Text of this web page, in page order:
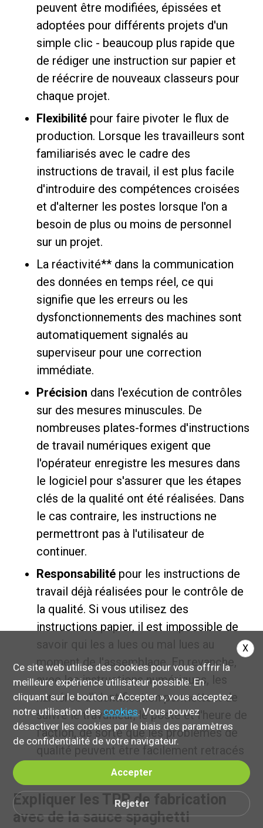
peuvent être modifiées, épissées et
adoptées pour différents projets d'un
simple clic - beaucoup plus rapide que
de rédiger une instruction sur papier et
de réécrire de nouveaux classeurs pour
chaque projet.
Flexibilité pour faire pivoter le flux de
production. Lorsque les travailleurs sont
familiarisés avec le cadre des
instructions de travail, il est plus facile
d'introduire des compétences croisées
et d'alterner les postes lorsque l'on a
besoin de plus ou moins de personnel
sur un projet.
La réactivité** dans la communication
des données en temps réel, ce qui
signifie que les erreurs ou les
dysfonctionnements des machines sont
automatiquement signalés au
superviseur pour une correction
immédiate.
Précision dans l'exécution de contrôles
sur des mesures minuscules. De
nombreuses plates-formes d'instructions
de travail numériques exigent que
l'opérateur enregistre les mesures dans
le logiciel pour s'assurer que les étapes
clés de la qualité ont été réalisées. Dans
le cas contraire, les instructions ne
permettront pas à l'utilisateur de
continuer.
Responsabilité pour les instructions de
travail déjà réalisées pour le contrôle de
la qualité. Si vous utilisez des
instructions papier, il est impossible de
savoir qui les a lues ou mal lues au
moment de l'assemblage. En revanche,
avec les instructions numériques, les
numéros d'identification permettent de
suivre le travailleur, le poste et l'heure de
l'action, de sorte que les problèmes de
qualité peuvent être facilement retracés
jusqu'à l'atelier.
Expliquer les TPP de fabrication
avec de la sauce spaghetti
Ce site web utilise des cookies pour vous offrir la
meilleure expérience utilisateur possible. En
cliquant sur le bouton « Accepter », vous acceptez
notre utilisation descookies. Vous pouvez
désactiver les cookies par le biais des paramètres
de confidentialité de votre navigateur.
Accepter
Rejeter
X